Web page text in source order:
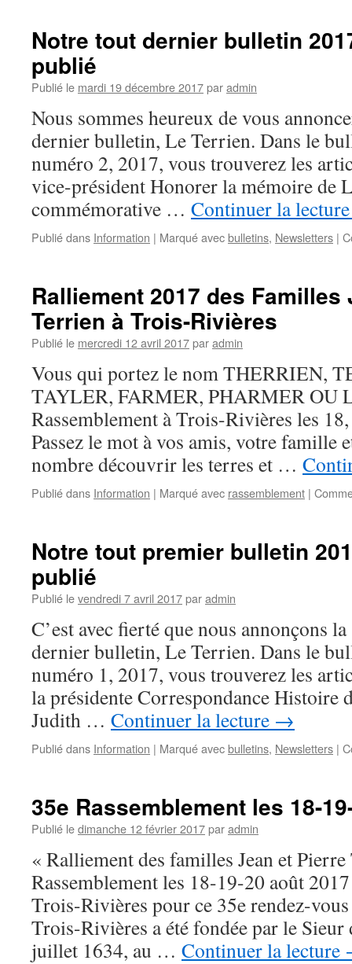
Notre tout dernier bulletin
publié
Publié le mardi 19 décembre 2017paradmin
Nous sommes heureux de vous
dernier bulletin, Le Terrien. Dans le
numéro 2, 2017, vous trouverez les
vice-président Honorer la mémoire de
commémorative … Continuer la
Publié dans Information | Marqué avecbulletins, Newsletters |
Ralliement 2017 des Familles
Terrien à Trois-Rivières
Publié le mercredi 12 avril 2017paradmin
Vous qui portez le nom THERRIEN,
TAYLER, FARMER, PHARMER OU
Rassemblement à Trois-Rivières les
Passez le mot à vos amis, votre famille
nombre découvrir les terres et …
Publié dans Information | Marqué avec rassemblement |
Notre tout premier bulletin
publié
Publié levendredi 7 avril 2017paradmin
C’est avec fierté que nous annonçons
dernier bulletin, Le Terrien. Dans le
numéro 1, 2017, vous trouverez les
la présidente Correspondance Histoire
Judith … Continuer la lecture →
Publié dans Information | Marqué avecbulletins, Newsletters |
35e Rassemblement les 18-
Publié ledimanche 12 février 2017paradmin
« Ralliement des familles Jean et
Rassemblement les 18-19-20 août
Trois-Rivières pour ce 35e rendez-
Trois-Rivières a été fondée par le
juillet 1634, au … Continuer la lecture